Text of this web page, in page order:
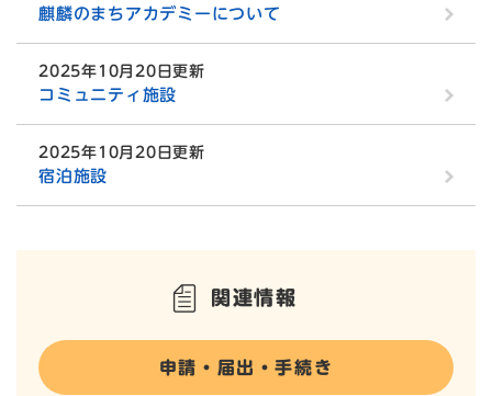
麒麟のまちアカデミーについて
2025年10月20日更新
コミュニティ施設
2025年10月20日更新
宿泊施設
関連情報
申請・届出・手続き